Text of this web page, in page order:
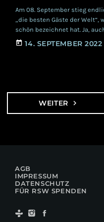
Am 08. September stieg
„die besten Gäste der Welt“,
schön bezeichnet hat. Ja,
Welle war vertreten, checkte
der Kulttempel aufgehängt
today 14. SEPTEMBER 2022
WEITER navigate_next
AGB
IMPRESSUM
DATENSCHUTZ
FÜR RSW SPENDEN